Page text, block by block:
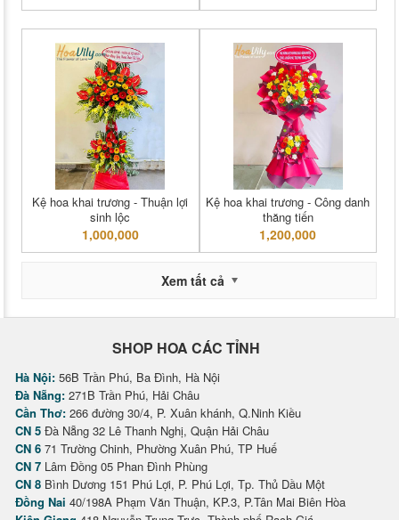
Kệ hoa khai trương - Thuận lợi
sinh lộc
1,000,000
Kệ hoa khai trương - Công danh
thăng tiến
1,200,000
Xem tất cả
SHOP HOA CÁC TỈNH
Hà Nội: 56B Trần Phú, Ba Đình, Hà Nội
Đà Nẵng: 271B Trần Phú, Hải Châu
Cần Thơ: 266 đường 30/4, P. Xuân khánh, Q.Ninh Kiều
CN 5 Đà Nẵng 32 Lê Thanh Nghị, Quận Hải Châu
CN 6 71 Trường Chinh, Phường Xuân Phú, TP Huế
CN 7 Lâm Đồng 05 Phan Đình Phùng
CN 8 Bình Dương 151 Phú Lợi, P. Phú Lợi, Tp. Thủ Dầu Một
Đồng Nai 40/198A Phạm Văn Thuận, KP.3, P.Tân Mai Biên Hòa